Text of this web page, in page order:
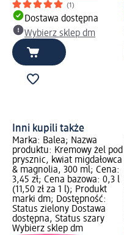
(1)
Dostawa dostępna
Wybierz sklep dm
Inni kupili także
Marka: Balea; Nazwa
produktu: Kremowy żel pod
prysznic, kwiat migdałowca
& magnolia, 300 ml; Cena:
3,45 zł; Cena bazowa: 0,3 l
(11,50 zł za 1 l); Produkt
marki dm; Dostępność:
Status zielony Dostawa
dostępna, Status szary
Wybierz sklep dm